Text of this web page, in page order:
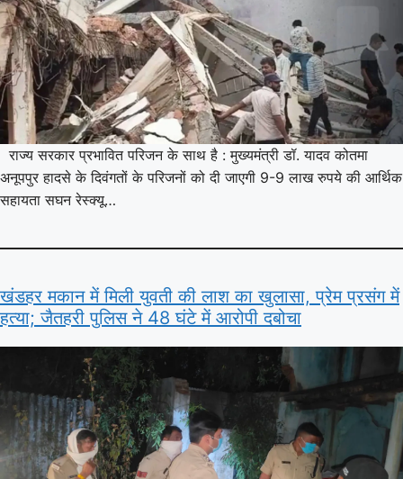
राज्य सरकार प्रभावित परिजन के साथ है : मुख्यमंत्री डॉ. यादव कोतमा
अनूपपुर हादसे के दिवंगतों के परिजनों को दी जाएगी 9-9 लाख रुपये की आर्थिक
सहायता सघन रेस्क्यू…
खंडहर मकान में मिली युवती की लाश का खुलासा, प्रेम प्रसंग में
हत्या; जैतहरी पुलिस ने 48 घंटे में आरोपी दबोचा